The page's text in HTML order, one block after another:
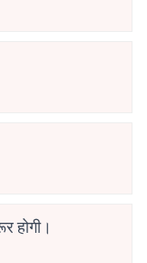
होगी।